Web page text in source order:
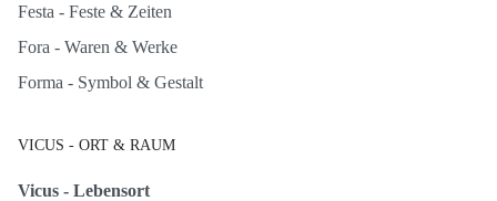
Festa - Feste & Zeiten
Fora - Waren & Werke
Forma - Symbol & Gestalt
VICUS - ORT & RAUM
Vicus - Lebensort